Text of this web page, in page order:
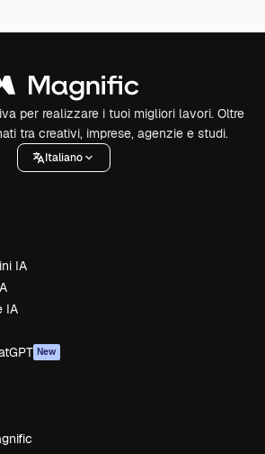
per realizzare i tuoi migliori lavori. Oltre
tra creativi, imprese, agenzie e studi.
Italiano
IA
IA
New